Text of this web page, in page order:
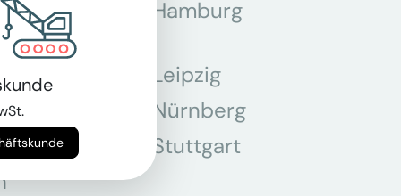
Hamburg
Leipzig
Nürnberg
Stuttgart